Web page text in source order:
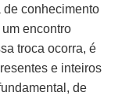
de conhecimento
encontro
troca ocorra, é
e inteiros
de